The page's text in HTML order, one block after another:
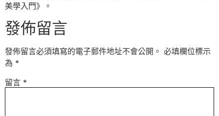
美學入門》。
發佈留言
發佈留言必須填寫的電子郵件地址不會公開。 必填欄位標示
為 *
留言 *